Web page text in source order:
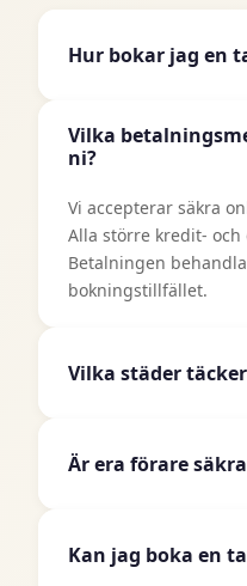
Hur bokar jag en
Använd vårt
upphämtningsplats
och tid, och välj
Du får ett
bokning.
Vilka
ni?
Vi accepterar säkra
Alla större kredit- och
Betalningen
bokningstillfället.
Vilka städer
inklusive Stockholm,
expanderar
Är era förare
professionella förare
noggranna
Kan jag boka en